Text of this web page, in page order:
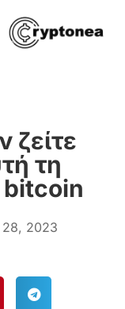
ζείτε
τη
bitcoin
2023